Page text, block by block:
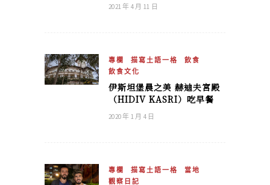
2021 年 4 月 11 日
專欄 描寫土語一格
飲食
飲食文化
伊斯坦堡晨之美 赫迪夫宮殿
（HIDIV KASRI）吃早餐
2020 年 1 月 4 日
專欄 描寫土語一格
當地
觀察日記